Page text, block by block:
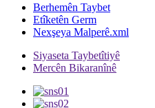
Berhemên Taybet
Etîketên Germ
Nexşeya Malperê.xml
Siyaseta Taybetîtiyê
Mercên Bikaranînê